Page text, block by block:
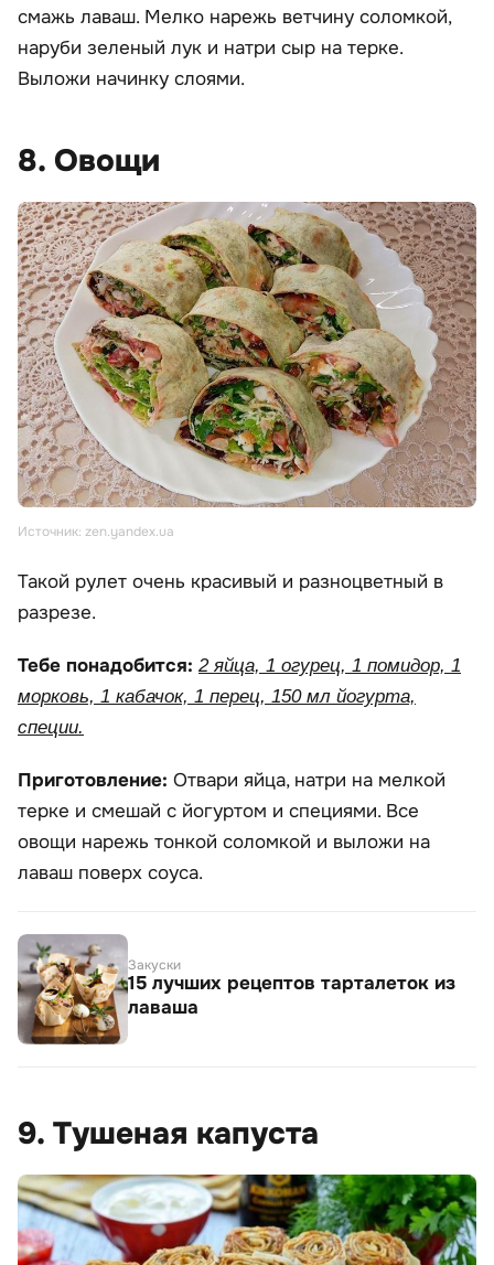
смажь лаваш. Мелко нарежь ветчину соломкой,
наруби зеленый лук и натри сыр на терке.
Выложи начинку слоями.
8. Овощи
Источник: zen.yandex.ua
Такой рулет очень красивый и разноцветный в
разрезе.
Тебе понадобится: 2 яйца, 1 огурец, 1 помидор, 1
морковь, 1 кабачок, 1 перец, 150 мл йогурта,
специи.
Приготовление: Отвари яйца, натри на мелкой
терке и смешай с йогуртом и специями. Все
овощи нарежь тонкой соломкой и выложи на
лаваш поверх соуса.
Закуски
15 лучших рецептов тарталеток из
лаваша
9. Тушеная капуста